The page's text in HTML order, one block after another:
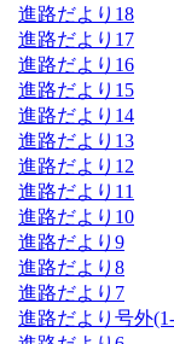
進路だより18
進路だより17
進路だより16
進路だより15
進路だより14
進路だより13
進路だより12
進路だより11
進路だより10
進路だより9
進路だより8
進路だより7
進路だより号外